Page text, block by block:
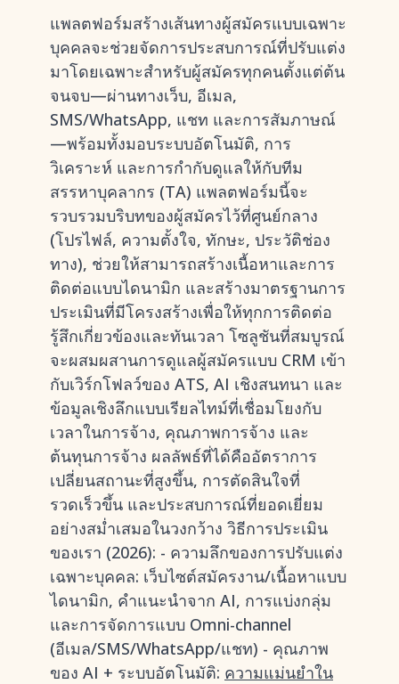
แพลตฟอร์มสร้างเส้นทางผู้สมัครแบบเฉพาะ
บุคคลจะช่วยจัดการประสบการณ์ที่ปรับแต่ง
มาโดยเฉพาะสำหรับผู้สมัครทุกคนตั้งแต่ต้น
จนจบ—ผ่านทางเว็บ, อีเมล,
SMS/WhatsApp, แชท และการสัมภาษณ์
—พร้อมทั้งมอบระบบอัตโนมัติ, การ
วิเคราะห์ และการกำกับดูแลให้กับทีม
สรรหาบุคลากร (TA) แพลตฟอร์มนี้จะ
รวบรวมบริบทของผู้สมัครไว้ที่ศูนย์กลาง
(โปรไฟล์, ความตั้งใจ, ทักษะ, ประวัติช่อง
ทาง), ช่วยให้สามารถสร้างเนื้อหาและการ
ติดต่อแบบไดนามิก และสร้างมาตรฐานการ
ประเมินที่มีโครงสร้างเพื่อให้ทุกการติดต่อ
รู้สึกเกี่ยวข้องและทันเวลา โซลูชันที่สมบูรณ์
จะผสมผสานการดูแลผู้สมัครแบบ CRM เข้า
กับเวิร์กโฟลว์ของ ATS, AI เชิงสนทนา และ
ข้อมูลเชิงลึกแบบเรียลไทม์ที่เชื่อมโยงกับ
เวลาในการจ้าง, คุณภาพการจ้าง และ
ต้นทุนการจ้าง ผลลัพธ์ที่ได้คืออัตราการ
เปลี่ยนสถานะที่สูงขึ้น, การตัดสินใจที่
รวดเร็วขึ้น และประสบการณ์ที่ยอดเยี่ยม
อย่างสม่ำเสมอในวงกว้าง วิธีการประเมิน
ของเรา (2026): - ความลึกของการปรับแต่ง
เฉพาะบุคคล: เว็บไซต์สมัครงาน/เนื้อหาแบบ
ไดนามิก, คำแนะนำจาก AI, การแบ่งกลุ่ม
และการจัดการแบบ Omni-channel
(อีเมล/SMS/WhatsApp/แชท) - คุณภาพ
ของ AI + ระบบอัตโนมัติ: ความแม่นยำใน